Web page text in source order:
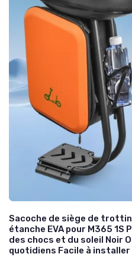
Sacoche de siège de
étanche EVA pour M365 1S
des chocs et du soleil Noir
quotidiens Facile à installer